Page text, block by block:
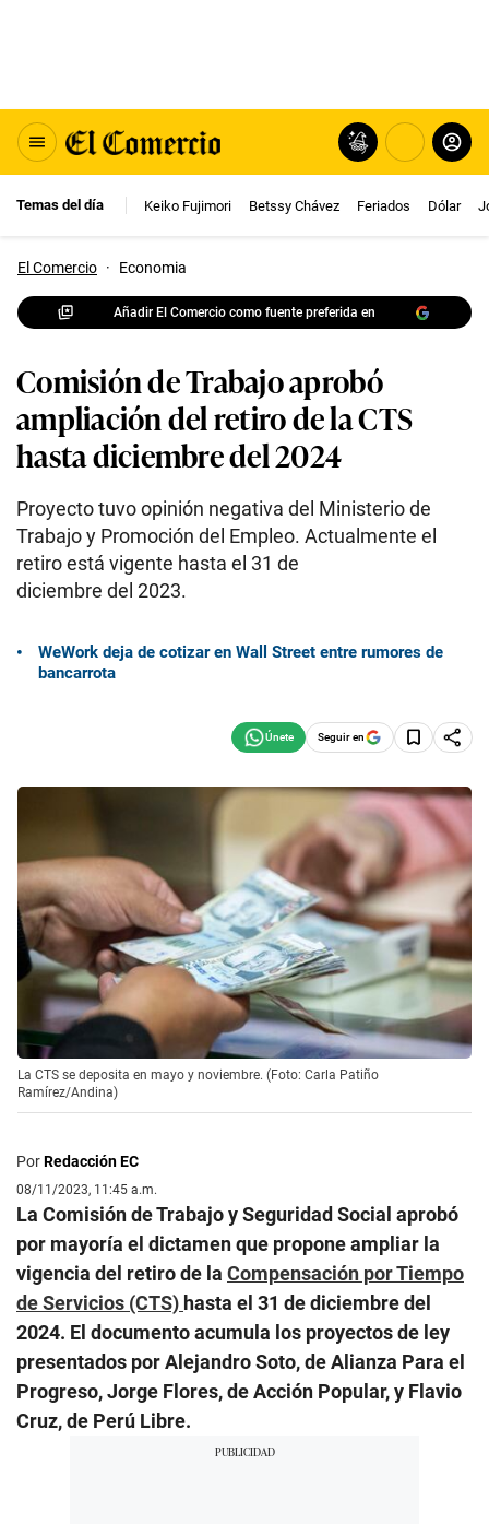
Temas del día Keiko Fujimori Betssy Chávez Feriados Dólar
El Comercio · Economia
Añadir El Comercio como fuente preferida en
Comisión de Trabajo aprobó
ampliación del retiro de la CTS
hasta diciembre del 2024
Proyecto tuvo opinión negativa del Ministerio de
Trabajo y Promoción del Empleo. Actualmente el
retiro está vigente hasta el 31 de
diciembre del 2023.
WeWork deja de cotizar en Wall Street entre rumores de
bancarrota
Seguir en
La CTS se deposita en mayo y noviembre. (Foto: Carla Patiño
Ramírez/Andina)
PorRedacción EC
08/11/2023, 11:45 a.m.
La Comisión de Trabajo y Seguridad Social aprobó
por mayoría el dictamen que propone ampliar la
vigencia del retiro de la Compensación por Tiempo
de Servicios (CTS) hasta el 31 de diciembre del
2024. El documento acumula los proyectos de ley
presentados por Alejandro Soto, de Alianza Para el
Progreso, Jorge Flores, de Acción Popular, y Flavio
Cruz, de Perú Libre.